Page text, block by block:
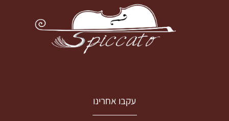
עקבו אחרינו